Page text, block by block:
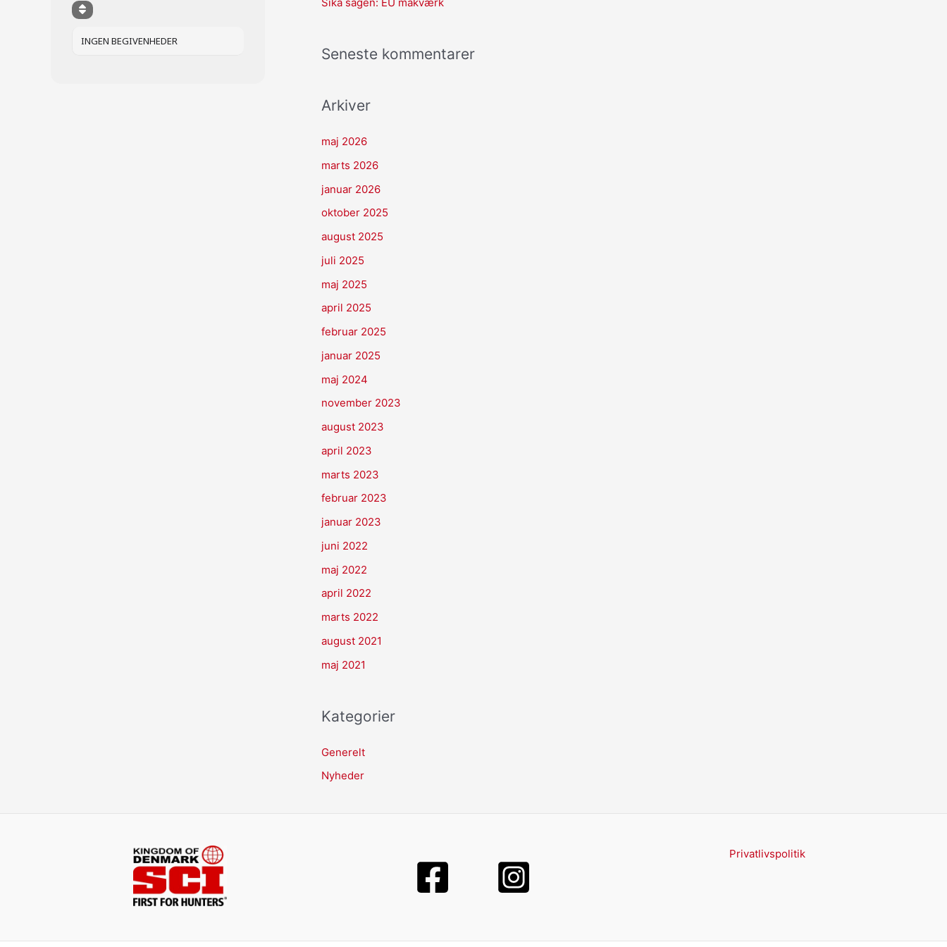
INGEN BEGIVENHEDER
Seneste kommentarer
Arkiver
maj 2026
marts 2026
januar 2026
oktober 2025
august 2025
juli 2025
maj 2025
april 2025
februar 2025
januar 2025
maj 2024
november 2023
august 2023
april 2023
marts 2023
februar 2023
januar 2023
juni 2022
maj 2022
april 2022
marts 2022
august 2021
maj 2021
Kategorier
Generelt
Nyheder
Privatlivspolitik